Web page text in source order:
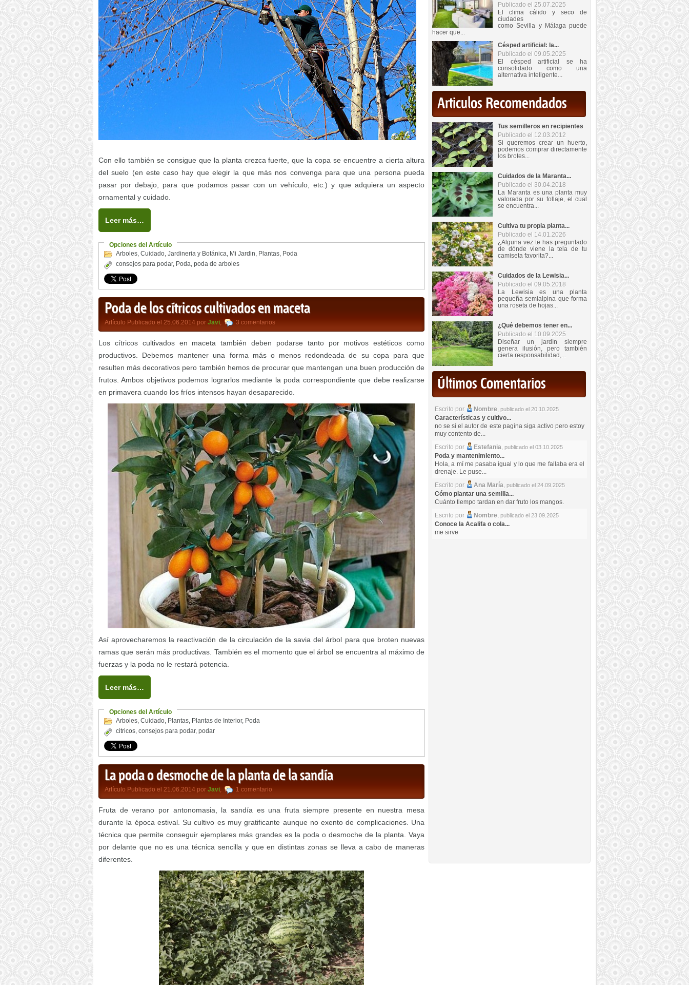
Con ello también se consigue que la planta crezca fuerte, que la copa se encuentre a cierta altura
del suelo (en este caso hay que elegir la que más nos convenga para que una persona pueda
pasar por debajo, para que podamos pasar con un vehículo, etc.) y que adquiera un aspecto
ornamental y cuidado.
Leer más…
Opciones del Artículo
Arboles, Cuidado, Jardineria y Botánica, Mi Jardin, Plantas, Poda
consejos para podar, Poda, poda de arboles
Poda de los cítricos cultivados en maceta
Artículo Publicado el 25.06.2014 por Javi, 3 comentarios
Los cítricos cultivados en maceta también deben podarse tanto por motivos estéticos como
productivos. Debemos mantener una forma más o menos redondeada de su copa para que
resulten más decorativos pero también hemos de procurar que mantengan una buen producción de
frutos. Ambos objetivos podemos lograrlos mediante la poda correspondiente que debe realizarse
en primavera cuando los fríos intensos hayan desaparecido.
Así aprovecharemos la reactivación de la circulación de la savia del árbol para que broten nuevas
ramas que serán más productivas. También es el momento que el árbol se encuentra al máximo de
fuerzas y la poda no le restará potencia.
Leer más…
Opciones del Artículo
Arboles, Cuidado, Plantas, Plantas de Interior, Poda
citricos, consejos para podar, podar
La poda o desmoche de la planta de la sandía
Artículo Publicado el 21.06.2014 por Javi, 1 comentario
Fruta de verano por antonomasia, la sandía es una fruta siempre presente en nuestra mesa
durante la época estival. Su cultivo es muy gratificante aunque no exento de complicaciones. Una
técnica que permite conseguir ejemplares más grandes es la poda o desmoche de la planta. Vaya
por delante que no es una técnica sencilla y que en distintas zonas se lleva a cabo de maneras
diferentes.
Publicado el 25.07.2025
El clima cálido y seco de
ciudades
como Sevilla y Málaga puede
hacer que...
Césped artificial: la...
Publicado el 09.05.2025
El césped artificial se ha
consolidado como una
alternativa inteligente...
Articulos Recomendados
Tus semilleros en recipientes
Publicado el 12.03.2012
Si queremos crear un huerto,
podemos comprar directamente
los brotes...
Cuidados de la Maranta...
Publicado el 30.04.2018
La Maranta es una planta muy
valorada por su follaje, el cual
se encuentra...
Cultiva tu propia planta...
Publicado el 14.01.2026
¿Alguna vez te has preguntado
de dónde viene la tela de tu
camiseta favorita?...
Cuidados de la Lewisia...
Publicado el 09.05.2018
La Lewisia es una planta
pequeña semialpina que forma
una roseta de hojas...
¿Qué debemos tener en...
Publicado el 10.09.2025
Diseñar un jardín siempre
genera ilusión, pero también
cierta responsabilidad,...
Últimos Comentarios
Escrito por Nombre, publicado el 20.10.2025
Características y cultivo...
no se si el autor de este pagina siga activo pero estoy
muy contento de...
Escrito por
Estefania, publicado el 03.10.2025
Poda y mantenimiento...
Hola, a mí me pasaba igual y lo que me fallaba era el
drenaje. Le puse...
Escrito por
Ana María, publicado el 24.09.2025
Cómo plantar una semilla...
Cuánto tiempo tardan en dar fruto los mangos.
Escrito por
Nombre, publicado el 23.09.2025
Conoce la Acalifa o cola...
me sirve